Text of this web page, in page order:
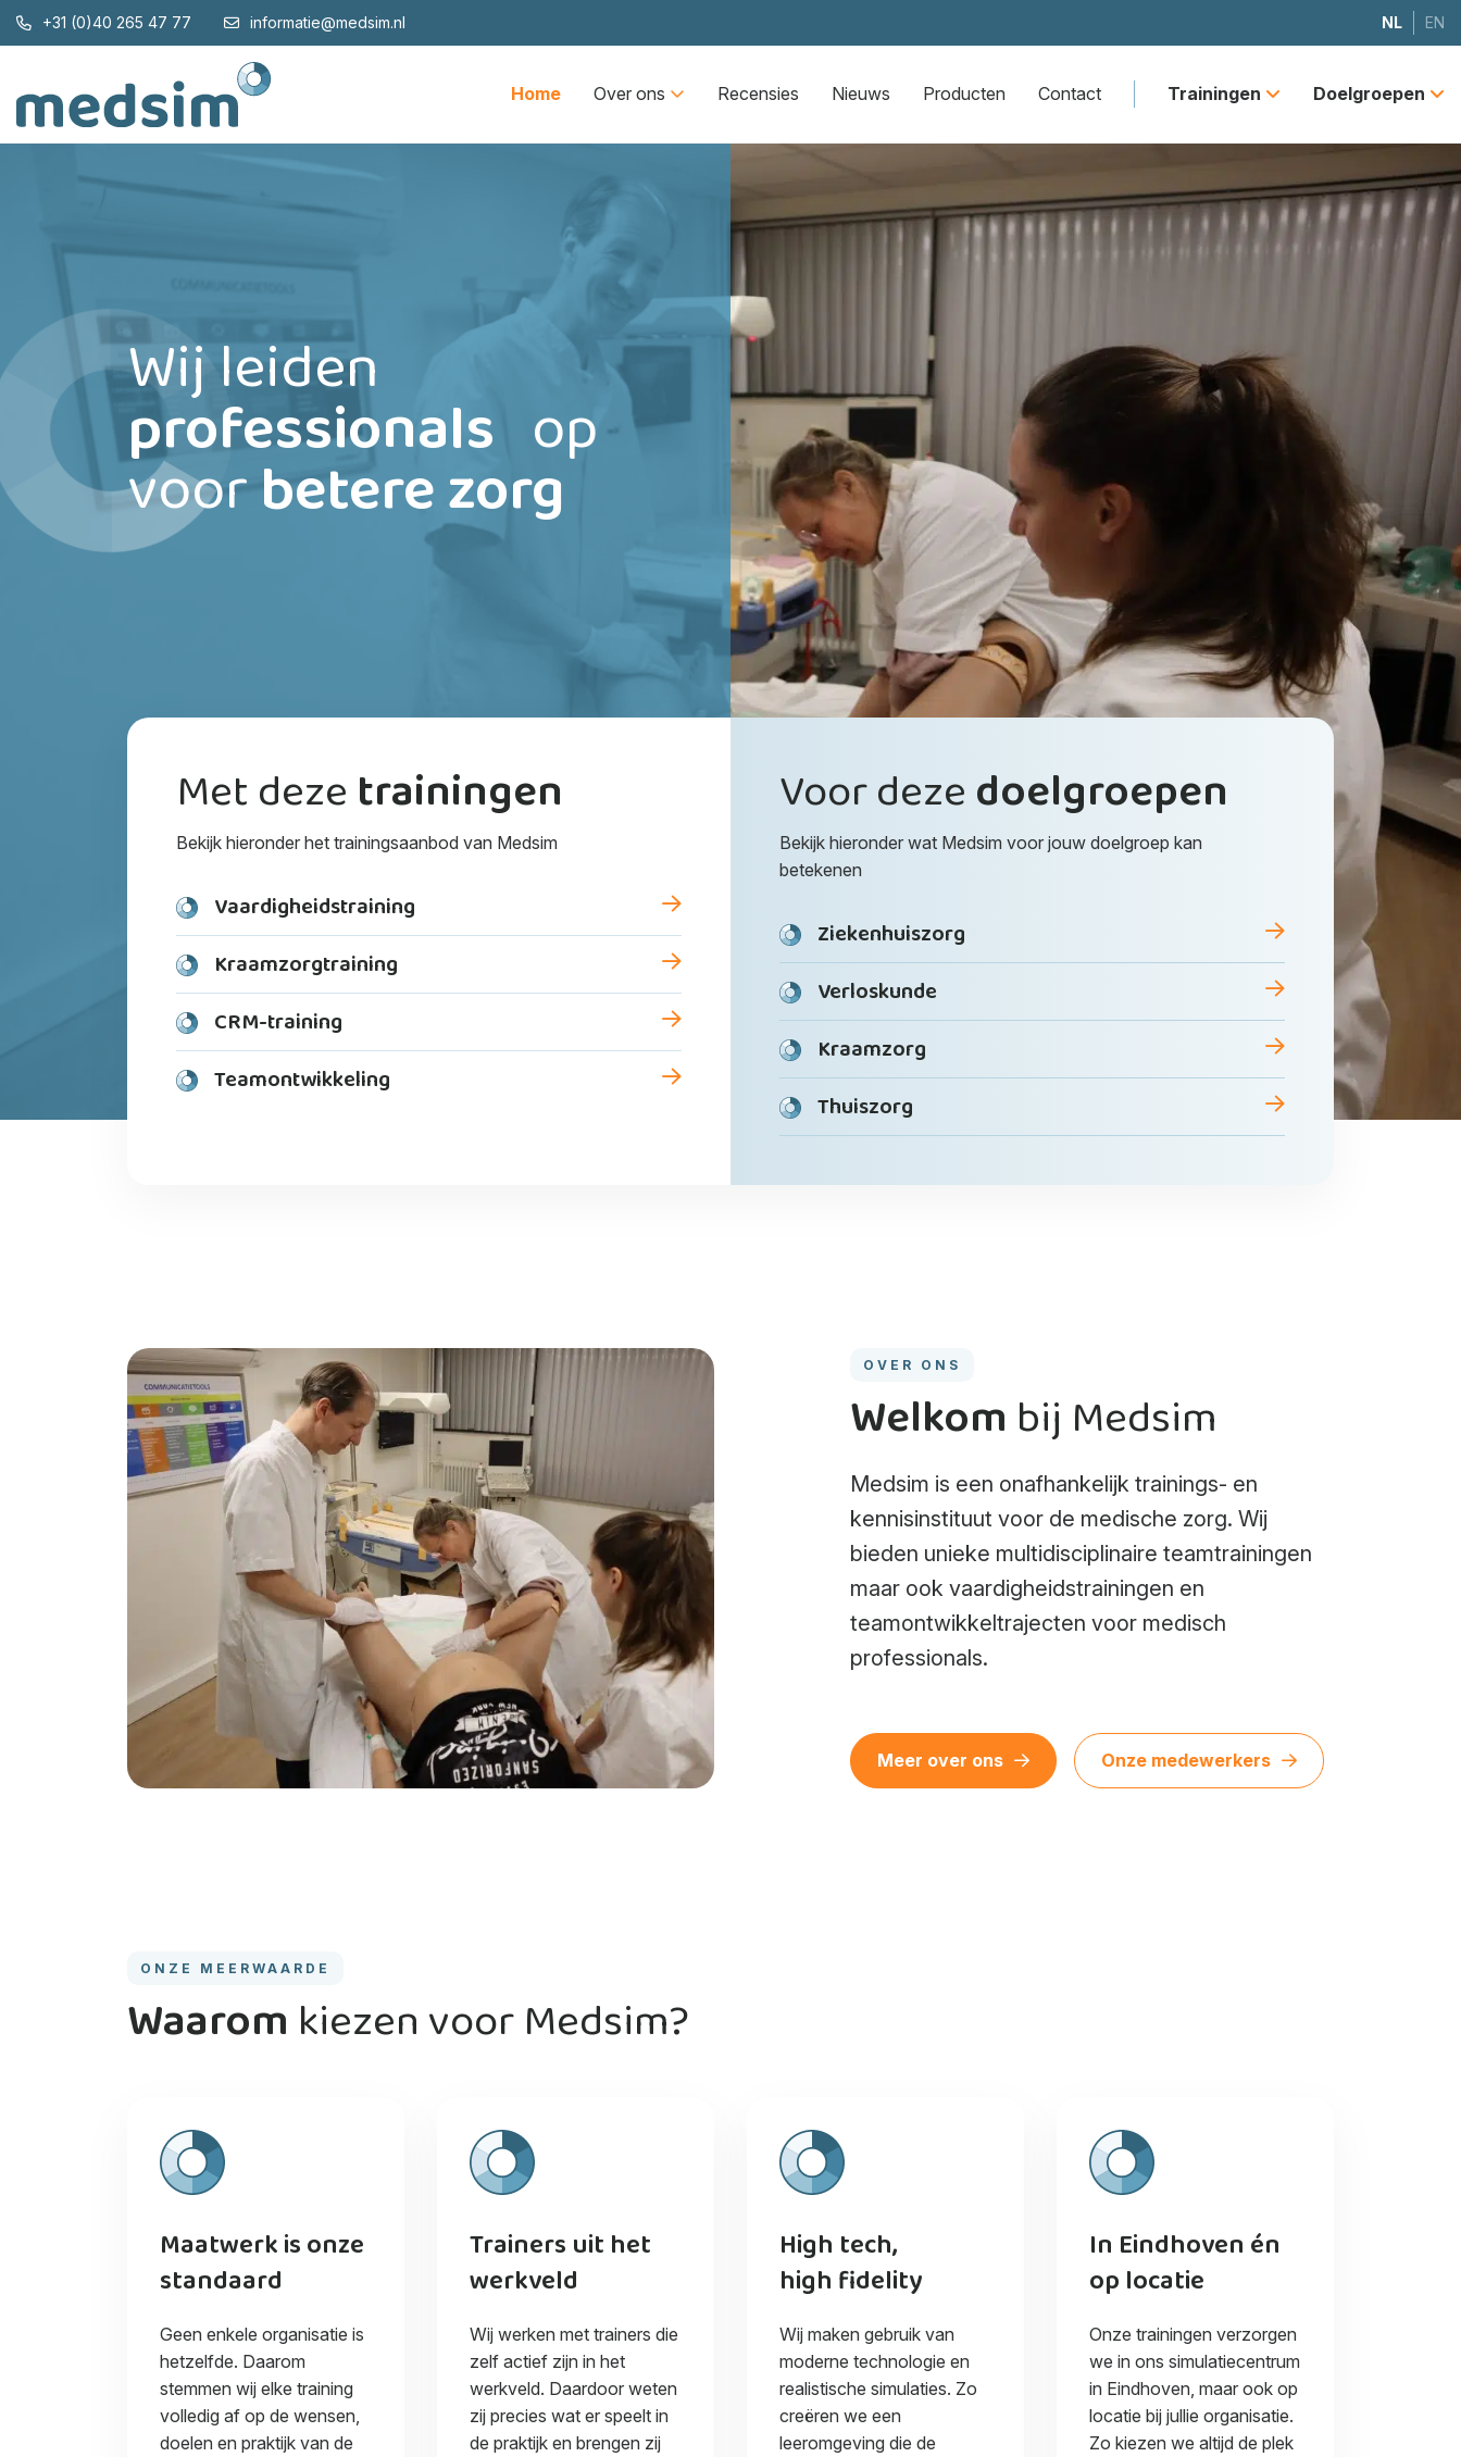
+31 (0)40 265 47 77 informatie@medsim.nl NL EN
Home Over ons Recensies Nieuws Producten Contact Trainingen Doelgroepen
Wij leiden
professionals op
voorbetere zorg
Met deze trainingen
Bekijk hieronder het trainingsaanbod van Medsim
Vaardigheidstraining
Kraamzorgtraining
CRM-training
Teamontwikkeling
Voor dezedoelgroepen
Bekijk hieronder wat Medsim voor jouw doelgroep kan
betekenen
Ziekenhuiszorg
Verloskunde
Kraamzorg
Thuiszorg
OVER ONS
Welkom bij Medsim
Medsim is een onafhankelijk trainings- en
kennisinstituut voor de medische zorg. Wij
bieden unieke multidisciplinaire teamtrainingen
maar ook vaardigheidstrainingen en
teamontwikkeltrajecten voor medisch
professionals.
Meer over ons Onze medewerkers
ONZE MEERWAARDE
Waarom kiezen voor Medsim?
Maatwerk is onze
standaard
Geen enkele organisatie is
hetzelfde. Daarom
stemmen wij elke training
volledig af op de wensen,
doelen en praktijk van de
Trainers uit het
werkveld
Wij werken met trainers die
zelf actief zijn in het
werkveld. Daardoor weten
zij precies wat er speelt in
de praktijk en brengen zij
High tech,
high fidelity
Wij maken gebruik van
moderne technologie en
realistische simulaties. Zo
creëren we een
leeromgeving die de
In Eindhoven én
op locatie
Onze trainingen verzorgen
we in ons simulatiecentrum
in Eindhoven, maar ook op
locatie bij jullie organisatie.
Zo kiezen we altijd de plek